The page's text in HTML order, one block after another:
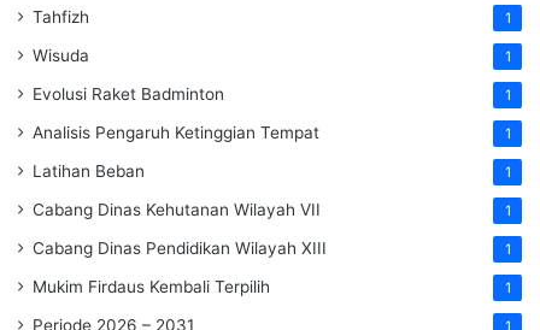
Tahfizh 1
Wisuda 1
Evolusi Raket Badminton 1
Analisis Pengaruh Ketinggian Tempat 1
Latihan Beban 1
Cabang Dinas Kehutanan Wilayah VII 1
Cabang Dinas Pendidikan Wilayah XIII 1
Mukim Firdaus Kembali Terpilih 1
Periode 2026 – 2031 1